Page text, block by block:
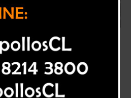
hubo 81 jóvenes involucrados en
los jóvenes son los accidentes de